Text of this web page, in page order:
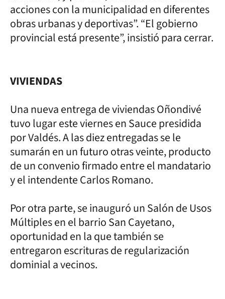
acciones con la municipalidad en diferentes
obras urbanas y deportivas”. “El gobierno
provincial está presente”, insistió para cerrar.
VIVIENDAS
Una nueva entrega de viviendas Oñondivé
tuvo lugar este viernes en Sauce presidida
por Valdés. A las diez entregadas se le
sumarán en un futuro otras veinte, producto
de un convenio firmado entre el mandatario
y el intendente Carlos Romano.
Por otra parte, se inauguró un Salón de Usos
Múltiples en el barrio San Cayetano,
oportunidad en la que también se
entregaron escrituras de regularización
dominial a vecinos.